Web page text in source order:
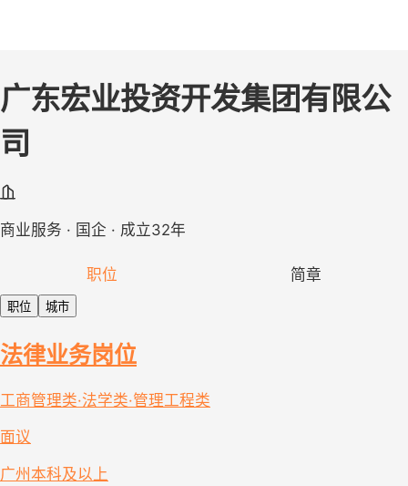
广东宏业投资开发集团有限公
司
商业服务 · 国企 · 成立32年
职位 简章
职位 城市
法律业务岗位
工商管理类·法学类·管理工程类
面议
广州 本科及以上